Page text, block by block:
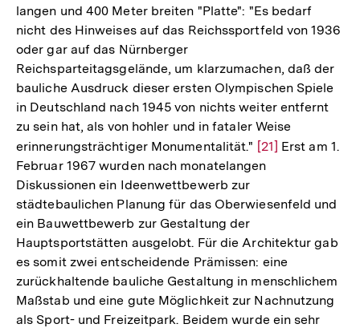
langen und 400 Meter breiten "Platte": "Es bedarf
nicht des Hinweises auf das Reichssportfeld von 1936
oder gar auf das Nürnberger
Reichsparteitagsgelände, um klarzumachen, daß der
bauliche Ausdruck dieser ersten Olympischen Spiele
in Deutschland nach 1945 von nichts weiter entfernt
zu sein hat, als von hohler und in fataler Weise
erinnerungsträchtiger Monumentalität." Zur
Auflösung
Fußnote
[21] Erst am 1.
Februar 1967 wurden nach monatelangen
Diskussionen ein Ideenwettbewerb zur
städtebaulichen Planung für das Oberwiesenfeld und
ein Bauwettbewerb zur Gestaltung der
Hauptsportstätten ausgelobt. Für die Architektur gab
es somit zwei entscheidende Prämissen: eine
zurückhaltende bauliche Gestaltung in menschlichem
Maßstab und eine gute Möglichkeit zur Nachnutzung
als Sport- und Freizeitpark. Beidem wurde ein sehr